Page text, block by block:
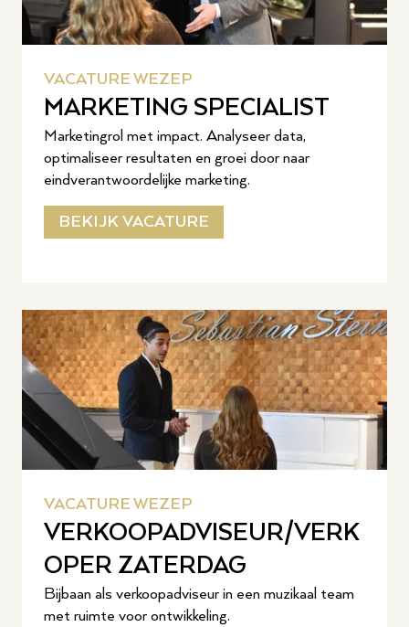
VACATURE WEZEP
MARKETING SPECIALIST
Marketingrol met impact. Analyseer data,
optimaliseer resultaten en groei door naar
eindverantwoordelijke marketing.
BEKIJK VACATURE
VACATURE WEZEP
VERKOOPADVISEUR/VERK
OPER ZATERDAG
Bijbaan als verkoopadviseur in een muzikaal team
met ruimte voor ontwikkeling.